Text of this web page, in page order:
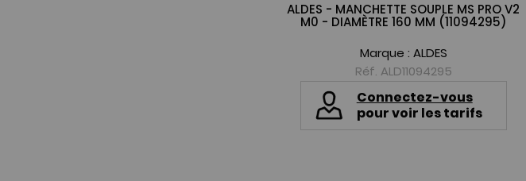
ALDES - MANCHETTE SOUPLE MS PRO V2
M0 - DIAMÈTRE 160 MM (11094295)
Marque : ALDES
Réf. ALD11094295
Connectez-vous
pour voir les tarifs